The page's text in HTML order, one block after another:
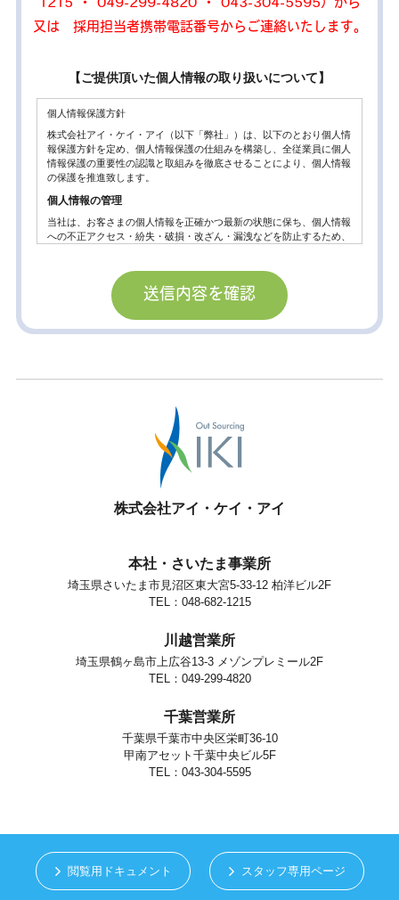
1215 ・ 049-299-4820 ・ 043-304-5595）から
又は 採用担当者携帯電話番号からご連絡いたします。
【ご提供頂いた個人情報の取り扱いについて】
個人情報保護方針
株式会社アイ・ケイ・アイ（以下「弊社」）は、以下のとおり個人情
報保護方針を定め、個人情報保護の仕組みを構築し、全従業員に個人
情報保護の重要性の認識と取組みを徹底させることにより、個人情報
の保護を推進致します。
個人情報の管理
当社は、お客さまの個人情報を正確かつ最新の状態に保ち、個人情報
への不正アクセス・紛失・破損・改ざん・漏洩などを防止するため、
個人情報の利用目的
お客さまからお預かりした個人情報は、当社からのご連絡や業務のご
案内やご質問に対する回答として、電子メールや資料のご送付に利用
当社は、お客さまよりお預かりした個人情報を適切に管理し、次のい
お客さまの同意がある場合
お客さまが希望されるサービスを行なうために当社が業務を委託する
業者に対して開示する場合。
法令に基づき開示することが必要である場合。
個人情報の安全対策
お客さまがご本人の個人情報の照会・修正・削除などをご希望される
場合には、ご本人であることを確認の上、対応させていただきます。
当社は、保有する個人情報に関して適用される日本の法令、その他規
範を遵守するとともに、本ポリシーの内容を適宜見直し、その改善に
当社の個人情報の取扱に関するお問い合せは下記までご連絡くださ
株式会社アイ・ケイ・アイ
株式会社アイ・ケイ・アイ
本社・さいたま事業所
埼玉県さいたま市見沼区東大宮5-33-12 柏洋ビル2F
TEL：048-682-1215
川越営業所
埼玉県鶴ヶ島市上広谷13-3 メゾンプレミール2F
TEL：049-299-4820
千葉営業所
千葉県千葉市中央区栄町36-10
甲南アセット千葉中央ビル5F
TEL：043-304-5595
閲覧用ドキュメント スタッフ専用ページ